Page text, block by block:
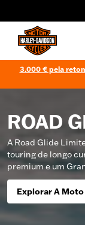
3.000 € pela
ROAD
A Road Glide
touring de longo
premium e um
Explorar A Moto